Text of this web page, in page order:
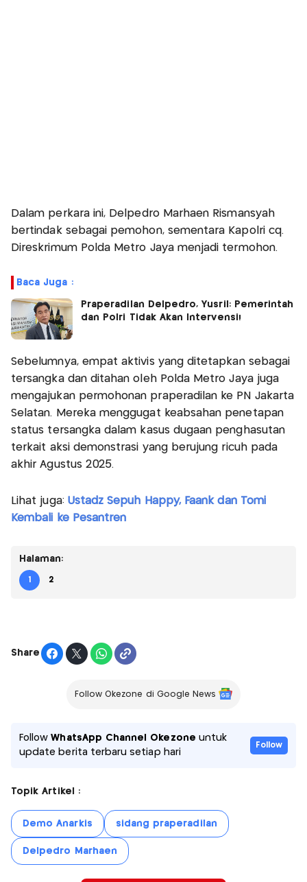
Dalam perkara ini, Delpedro Marhaen Rismansyah
bertindak sebagai pemohon, sementara Kapolri cq.
Direskrimum Polda Metro Jaya menjadi termohon.
Baca Juga :
Praperadilan Delpedro, Yusril: Pemerintah
dan Polri Tidak Akan Intervensi!
Sebelumnya, empat aktivis yang ditetapkan sebagai
tersangka dan ditahan oleh Polda Metro Jaya juga
mengajukan permohonan praperadilan ke PN Jakarta
Selatan. Mereka menggugat keabsahan penetapan
status tersangka dalam kasus dugaan penghasutan
terkait aksi demonstrasi yang berujung ricuh pada
akhir Agustus 2025.
Lihat juga: Ustadz Sepuh Happy, Faank dan Tomi
Kembali ke Pesantren
Halaman:
1 2
Share
Follow Okezone di Google News
FollowWhatsApp Channel Okezone untuk
update berita terbaru setiap hari
Follow
Topik Artikel :
Demo Anarkis sidang praperadilan
Delpedro Marhaen